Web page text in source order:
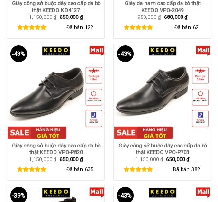
Giày công sở buộc dây cao cấp da bò
thật KEEDO KD4127
1,150,000₫ Giá
650,000₫Giá
hiện
tại
Đã bán 122
Giày da nam cao cấp da bò thật
KEEDO VPO-2049
950,000₫ Giá
680,000₫Giá
hiện
tại
Đã bán 62
-43%
Giày công sở buộc dây cao cấp da bò
thật KEEDO VPO-P820
1,150,000₫ Giá
1,150,000 ₫.
650,000₫Giá
hiện
tại
là:
650,000 ₫.
Đã bán 635
-43%
Giày công sở buộc dây cao cấp da bò
thật KEEDO VPO-P703
1,150,000₫ Giá
1,150,000 ₫.
650,000₫Giá
hiện
tại
là:
650,000 ₫.
Đã bán 382
-39% -43%